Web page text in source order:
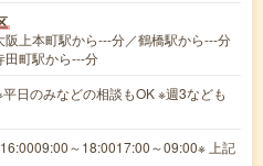
阪上本町駅から---分／鶴橋駅から---分
田町駅から---分
日のみなどの相談もOK ※週3なども
16:0009:00～18:0017:00～09:00※ 上記